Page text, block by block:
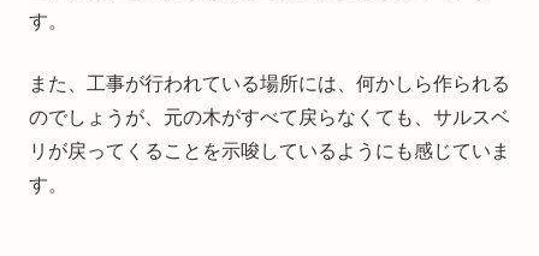
す。
また、工事が行われている場所には、何かしら作られる
のでしょうが、元の木がすべて戻らなくても、サルスベ
リが戻ってくることを示唆しているようにも感じていま
す。